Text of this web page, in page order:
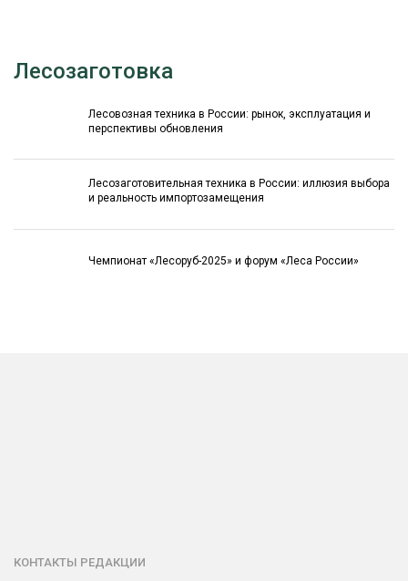
Лесозаготовка
Лесовозная техника в России: рынок, эксплуатация и
перспективы обновления
Лесозаготовительная техника в России: иллюзия выбора
и реальность импортозамещения
Чемпионат «Лесоруб-2025» и форум «Леса России»
КОНТАКТЫ РЕДАКЦИИ